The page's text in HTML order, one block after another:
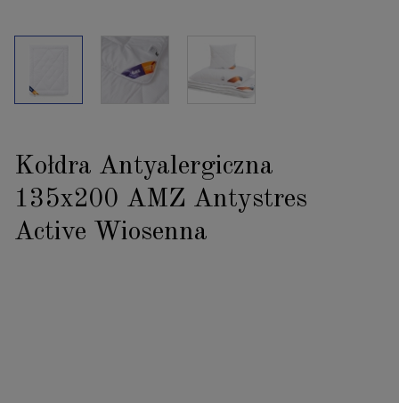
Kołdra Antyalergiczna
135x200 AMZ Antystres
Active Wiosenna